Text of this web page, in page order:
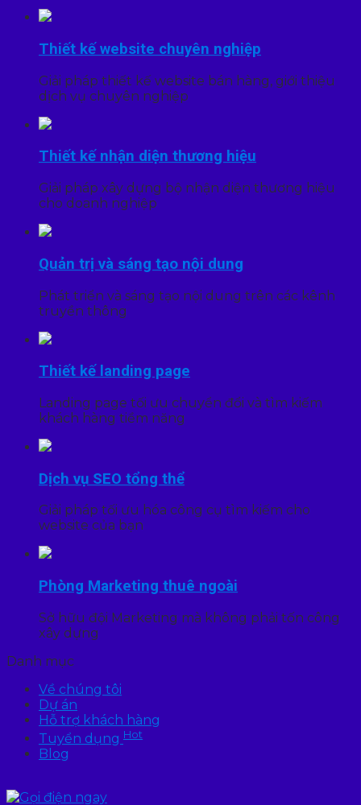
Thiết kế website chuyên nghiệp
Giải pháp thiết kế website bán hàng, giới thiệu
dịch vụ chuyên nghiệp
Thiết kế nhận diện thương hiệu
Giải pháp xây dựng bộ nhận diện thương hiệu
cho doanh nghiệp
Quản trị và sáng tạo nội dung
Phát triển và sáng tạo nội dung trên các kênh
truyền thông
Thiết kế landing page
Landing page tối ưu chuyển đổi và tìm kiếm
khách hàng tiềm năng
Dịch vụ SEO tổng thể
Giải pháp tối ưu hóa công cụ tìm kiếm cho
website của bạn
Phòng Marketing thuê ngoài
Sở hữu đội Marketing mà không phải tốn công
xây dựng
Danh mục
Về chúng tôi
Dự án
Hỗ trợ khách hàng
Tuyển dụng Hot
Blog